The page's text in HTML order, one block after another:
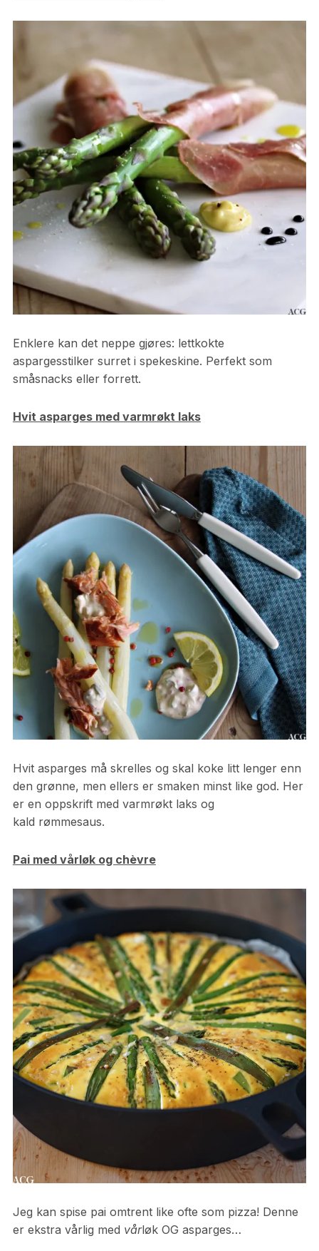
Enklere kan det neppe gjøres: lettkokte
aspargesstilker surret i spekeskine. Perfekt som
småsnacks eller forrett.
Hvit asparges med varmrøkt laks
Hvit asparges må skrelles og skal koke litt lenger enn
den grønne, men ellers er smaken minst like god. Her
er en oppskrift med varmrøkt laks og
kald rømmesaus.
Pai med vårløk og chèvre
Jeg kan spise pai omtrent like ofte som pizza! Denne
er ekstra vårlig med vårløk OG asparges…